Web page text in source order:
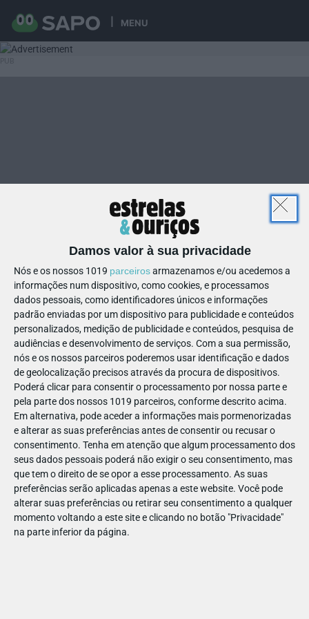
MENU
Damos valor à sua privacidade
Nós e os nossos 1019 parceirosarmazenamos e/ou acedemos a
informações num dispositivo, como cookies, e processamos
dados pessoais, como identificadores únicos e informações
padrão enviadas por um dispositivo para publicidade e conteúdos
personalizados, medição de publicidade e conteúdos, pesquisa de
audiências e desenvolvimento de serviços. Com a sua permissão,
nós e os nossos parceiros poderemos usar identificação e dados
de geolocalização precisos através da procura de dispositivos.
Poderá clicar para consentir o processamento por nossa parte e
pela parte dos nossos 1019 parceiros, conforme descrito acima.
Em alternativa, pode aceder a informações mais pormenorizadas
e alterar as suas preferências antes de consentir ou recusar o
consentimento. Tenha em atenção que algum processamento dos
seus dados pessoais poderá não exigir o seu consentimento, mas
que tem o direito de se opor a esse processamento. As suas
preferências serão aplicadas apenas a este website. Você pode
alterar suas preferências ou retirar seu consentimento a qualquer
momento voltando a este site e clicando no botão "Privacidade"
na parte inferior da página.
17
30806400067987